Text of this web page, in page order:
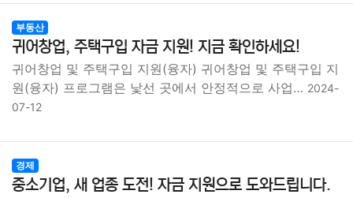
부동산
귀어창업, 주택구입 자금 지원! 지금 확인하세요!
귀어창업 및 주택구입 지원(융자) 귀어창업 및 주택구입 지
원(융자) 프로그램은 낯선 곳에서 안정적으로 사업… 2024-
07-12
경제
중소기업, 새 업종 도전! 자금 지원으로 도와드립니다.